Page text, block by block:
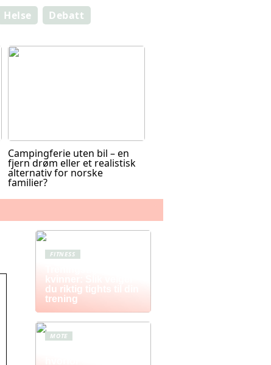
Helse Debatt
Campingferie uten bil – en
fjern drøm eller et realistisk
alternativ for norske
familier?
FITNESS
kvinner: Slik velger
du riktig tights til din
trening
MOTE